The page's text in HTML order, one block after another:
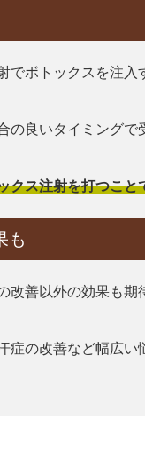
でボトックスを注
の良いタイミングで
クス注射を打つこ
も
改善以外の効果も
症の改善など幅広い